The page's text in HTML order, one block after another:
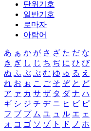
단위기호
일반기호
로마자
아랍어
あ ぁ か が さ ざ た だ な
き ぎ し じ ち ぢ に ひ び
ぬ ふ ぶ ぷ む ゆ ゅ る え
れ お ぉ こ ご そ ぞ と ど
ア ァ カ サ ザ タ ダ ナ ハ
ギ シ ジ チ ヂ ニ ヒ ビ ピ
フ ブ プ ム ユ ュ ル エ ェ
ォ コ ゴ ソ ゾ ト ド ノ ホ